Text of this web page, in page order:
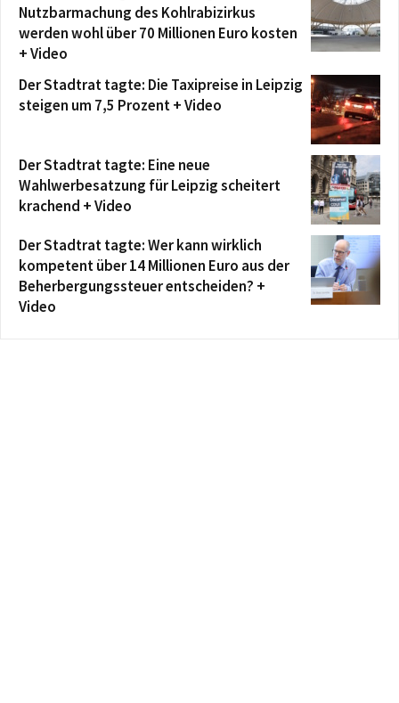
Nutzbarmachung des Kohlrabizirkus
werden wohl über 70 Millionen Euro kosten
+ Video
Der Stadtrat tagte: Die Taxipreise in Leipzig
steigen um 7,5 Prozent + Video
Der Stadtrat tagte: Eine neue
Wahlwerbesatzung für Leipzig scheitert
krachend + Video
Der Stadtrat tagte: Wer kann wirklich
kompetent über 14 Millionen Euro aus der
Beherbergungssteuer entscheiden? +
Video